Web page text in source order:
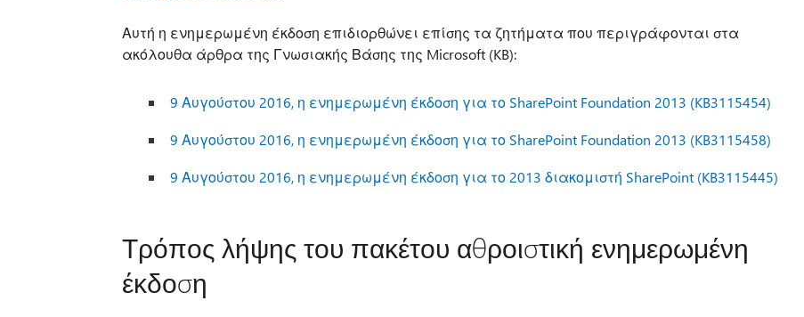
Αυτή η ενημερωμένη έκδοση επιδιορθώνει επίσης τα ζητήματα που περιγράφονται στα
ακόλουθα άρθρα της Γνωσιακής Βάσης της Microsoft (KB):
9 Αυγούστου 2016, η ενημερωμένη έκδοση για το SharePoint Foundation 2013 (KB3115454)
9 Αυγούστου 2016, η ενημερωμένη έκδοση για το SharePoint Foundation 2013 (KB3115458)
9 Αυγούστου 2016, η ενημερωμένη έκδοση για το 2013 διακομιστή SharePoint (KB3115445)
Τρόπος λήψης του πακέτου αθροιστική ενημερωμένη
έκδοση